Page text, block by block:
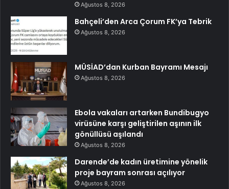
Ağustos 8, 2026
Bahçeli’den Arca Çorum FK’ya Tebrik
Ağustos 8, 2026
MÜSİAD’dan Kurban Bayramı Mesajı
Ağustos 8, 2026
Ebola vakaları artarken Bundibugyo
virüsüne karşı geliştirilen aşının ilk
gönüllüsü aşılandı
Ağustos 8, 2026
Darende’de kadın üretimine yönelik
proje bayram sonrası açılıyor
Ağustos 8, 2026